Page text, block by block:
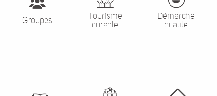
Groupes
Tourisme
durable
Démarche
qualité